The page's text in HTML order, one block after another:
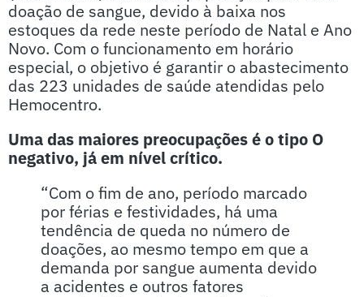
doação de sangue, devido à baixa nos
estoques da rede neste período de Natal e Ano
Novo. Com o funcionamento em horário
especial, o objetivo é garantir o abastecimento
das 223 unidades de saúde atendidas pelo
Hemocentro.
Uma das maiores preocupações é o tipo O
negativo, já em nível crítico.
“Com o fim de ano, período marcado
por férias e festividades, há uma
tendência de queda no número de
doações, ao mesmo tempo em que a
demanda por sangue aumenta devido
a acidentes e outros fatores